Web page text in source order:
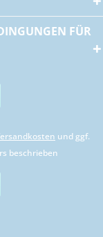
FÜR
und ggf.
beschrieben